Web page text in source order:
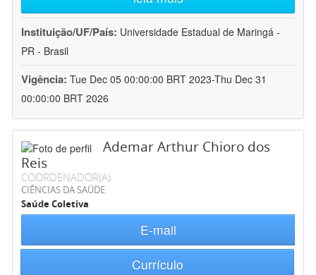
Instituição/UF/País: Universidade Estadual de Maringá -
PR - Brasil
Vigência: Tue Dec 05 00:00:00 BRT 2023-Thu Dec 31
00:00:00 BRT 2026
Ademar Arthur Chioro dos
Reis
COORDENADOR(A)
CIÊNCIAS DA SAÚDE
Saúde Coletiva
E-mail
Currículo